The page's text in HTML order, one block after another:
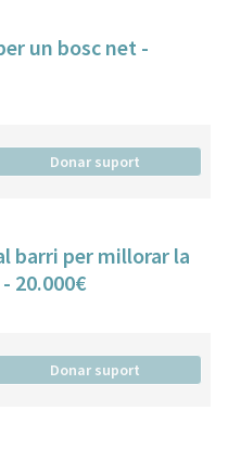
un bosc net -
Donar suport
20.000€
Donar suport